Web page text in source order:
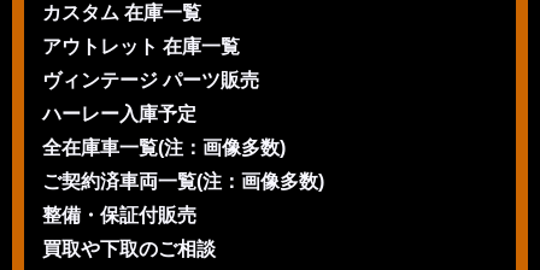
カスタム 在庫一覧
アウトレット 在庫一覧
ヴィンテージ パーツ販売
ハーレー入庫予定
全在庫車一覧(注：画像多数)
ご契約済車両一覧(注：画像多数)
整備・保証付販売
買取や下取のご相談